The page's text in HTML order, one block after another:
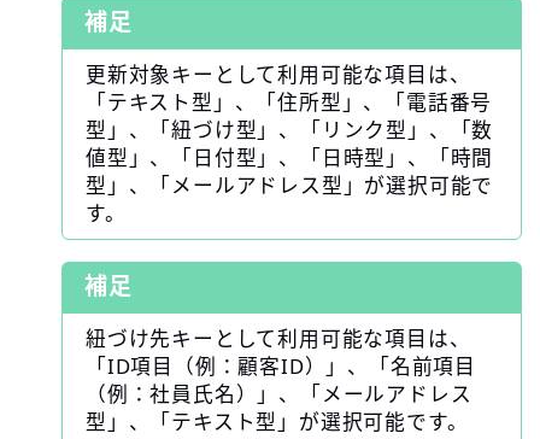
補足
更新対象キーとして利用可能な項目は、
「テキスト型」、「住所型」、「電話番号
型」、「紐づけ型」、「リンク型」、「数
値型」、「日付型」、「日時型」、「時間
型」、「メールアドレス型」が選択可能で
す。
補足
紐づけ先キーとして利用可能な項目は、
「ID項目（例：顧客ID）」、「名前項目
（例：社員氏名）」、「メールアドレス
型」、「テキスト型」が選択可能です。